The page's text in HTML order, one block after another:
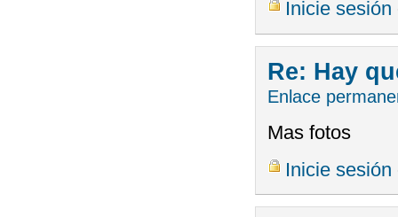
Inicie sesión
Re: Hay
Enlace
Mas fotos
Inicie sesión